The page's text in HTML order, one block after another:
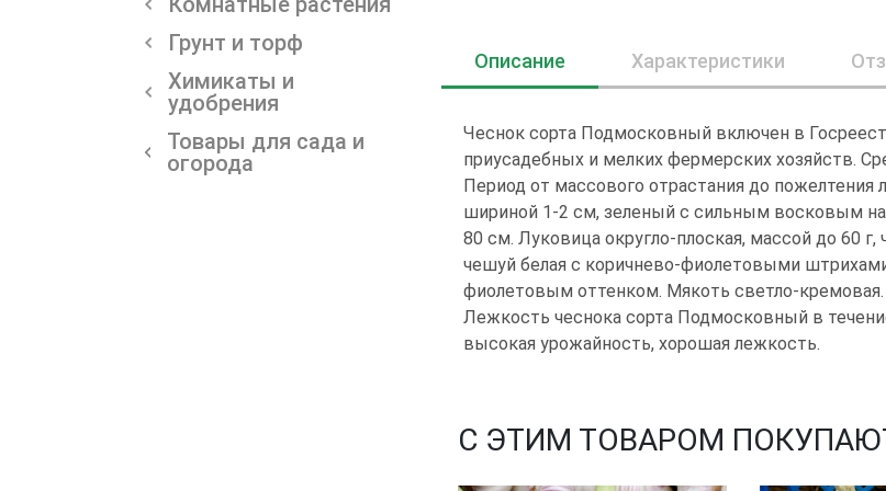
Грунт и торф
Химикаты и
удобрения
Товары для сада и
огорода
Описание Характеристики
Чеснок сорта Подмосковный включен в
приусадебных и мелких фермерских хозяйств.
Период от массового отрастания до
шириной 1-2 см, зеленый с сильным восковым
80 см. Луковица округло-плоская, массой до 60 г,
чешуй белая с коричнево-фиолетовыми
фиолетовым оттенком. Мякоть светло-
Лежкость чеснока сорта Подмосковный в
высокая урожайность, хорошая лежкость.
С ЭТИМ ТОВАРОМ